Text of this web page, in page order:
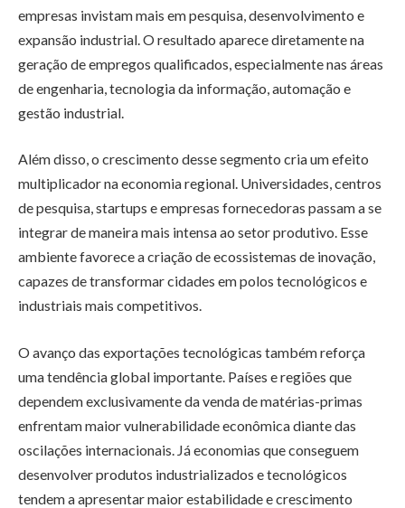
empresas invistam mais em pesquisa, desenvolvimento e
expansão industrial. O resultado aparece diretamente na
geração de empregos qualificados, especialmente nas áreas
de engenharia, tecnologia da informação, automação e
gestão industrial.
Além disso, o crescimento desse segmento cria um efeito
multiplicador na economia regional. Universidades, centros
de pesquisa, startups e empresas fornecedoras passam a se
integrar de maneira mais intensa ao setor produtivo. Esse
ambiente favorece a criação de ecossistemas de inovação,
capazes de transformar cidades em polos tecnológicos e
industriais mais competitivos.
O avanço das exportações tecnológicas também reforça
uma tendência global importante. Países e regiões que
dependem exclusivamente da venda de matérias-primas
enfrentam maior vulnerabilidade econômica diante das
oscilações internacionais. Já economias que conseguem
desenvolver produtos industrializados e tecnológicos
tendem a apresentar maior estabilidade e crescimento